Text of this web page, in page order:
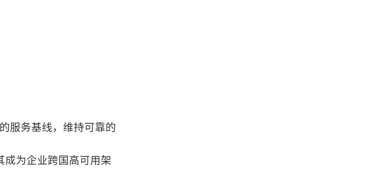
服务基线，维持可靠的
为企业跨国高可用架